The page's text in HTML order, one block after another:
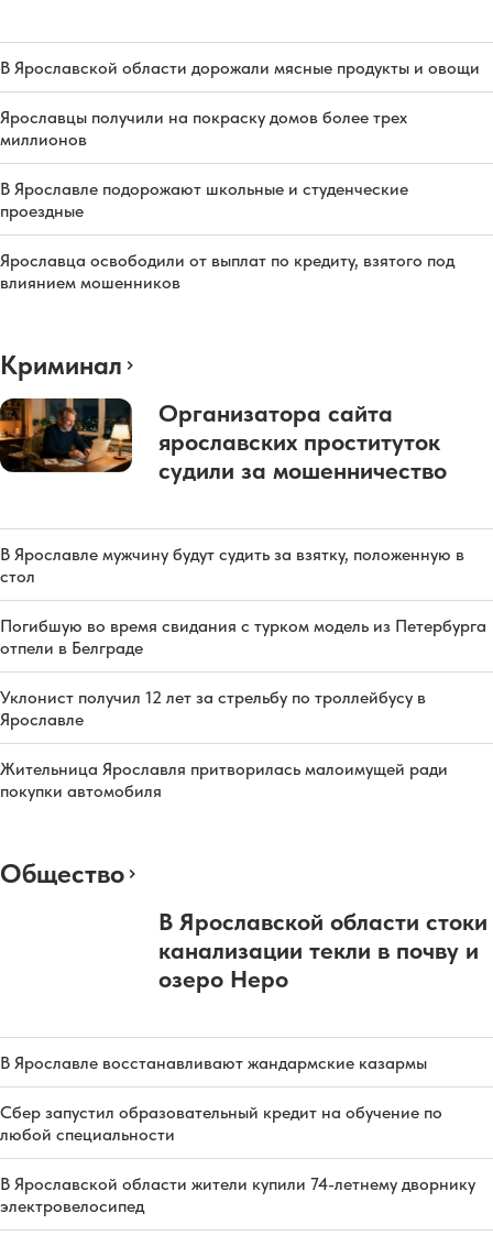
В Ярославской области дорожали мясные продукты и овощи
Ярославцы получили на покраску домов более трех
миллионов
В Ярославле подорожают школьные и студенческие
проездные
Ярославца освободили от выплат по кредиту, взятого под
влиянием мошенников
Криминал
Организатора сайта
ярославских проституток
судили за мошенничество
В Ярославле мужчину будут судить за взятку, положенную в
стол
Погибшую во время свидания с турком модель из Петербурга
отпели в Белграде
Уклонист получил 12 лет за стрельбу по троллейбусу в
Ярославле
Жительница Ярославля притворилась малоимущей ради
покупки автомобиля
Общество
В Ярославской области стоки
канализации текли в почву и
озеро Неро
В Ярославле восстанавливают жандармские казармы
Сбер запустил образовательный кредит на обучение по
любой специальности
В Ярославской области жители купили 74-летнему дворнику
электровелосипед